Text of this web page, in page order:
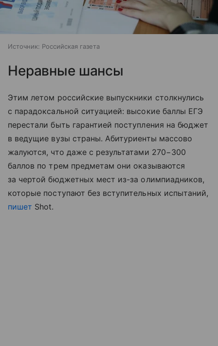
Источник: Российская газета
Неравные шансы
Этим летом российские выпускники столкнулись
с парадоксальной ситуацией: высокие баллы ЕГЭ
перестали быть гарантией поступления на бюджет
в ведущие вузы страны. Абитуриенты массово
жалуются, что даже с результатами 270−300
баллов по трем предметам они оказываются
за чертой бюджетных мест из-за олимпиадников,
которые поступают без вступительных испытаний,
пишет Shot.